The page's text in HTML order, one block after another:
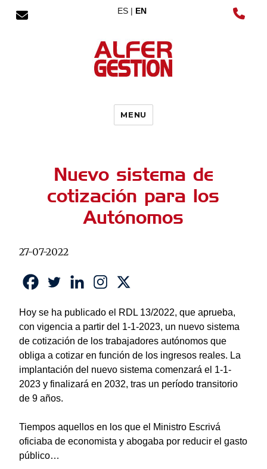
ES | EN
MENU
Nuevo sistema de
cotización para los
Autónomos
27-07-2022
Hoy se ha publicado el RDL 13/2022, que aprueba,
con vigencia a partir del 1-1-2023, un nuevo sistema
de cotización de los trabajadores autónomos que
obliga a cotizar en función de los ingresos reales. La
implantación del nuevo sistema comenzará el 1-1-
2023 y finalizará en 2032, tras un período transitorio
de 9 años.
Tiempos aquellos en los que el Ministro Escrivá
oficiaba de economista y abogaba por reducir el gasto
público…